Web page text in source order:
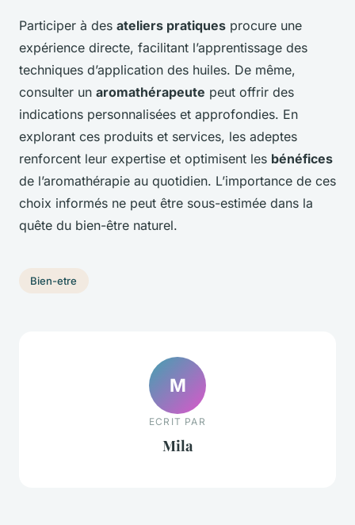
Participer à des ateliers pratiques procure une
expérience directe, facilitant l’apprentissage des
techniques d’application des huiles. De même,
consulter un aromathérapeute peut offrir des
indications personnalisées et approfondies. En
explorant ces produits et services, les adeptes
renforcent leur expertise et optimisent les bénéfices
de l’aromathérapie au quotidien. L’importance de ces
choix informés ne peut être sous-estimée dans la
quête du bien-être naturel.
Bien-etre
M
ECRIT PAR
Mila